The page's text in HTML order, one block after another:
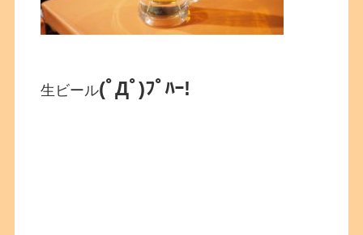
生ビール(ﾟДﾟ)ﾌﾟﾊｰ!